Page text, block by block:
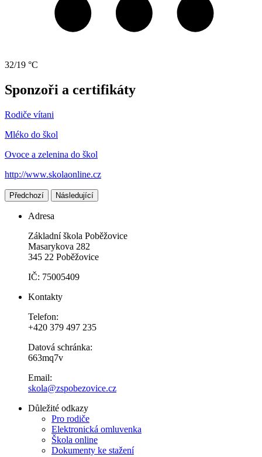
32/19 °C
Sponzoři a certifikáty
Rodiče vítani
Mléko do škol
Ovoce a zelenina do škol
http://www.skolaonline.cz
Předchozí Následující
Adresa
Základní škola Poběžovice
Masarykova 282
345 22 Poběžovice
IČ: 75005409
Kontakty
Telefon:
+420 379 497 235
Datová schránka:
663mq7v
Email:
skola@zspobezovice.cz
Důležité odkazy
Pro rodiče
Elektronická omluvenka
Škola online
Dokumenty ke stažení